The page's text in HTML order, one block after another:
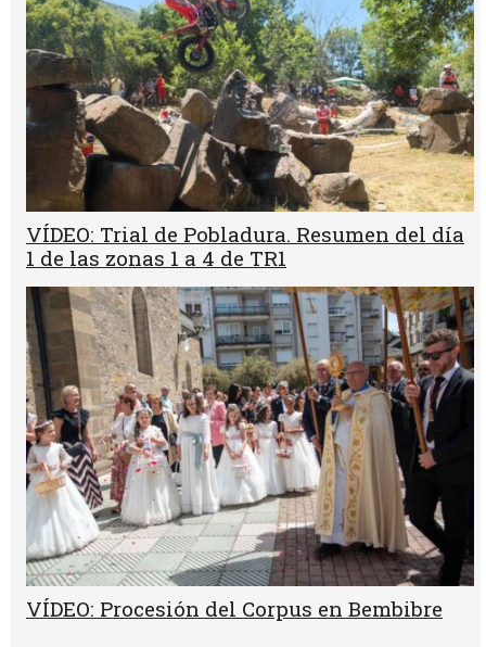
VÍDEO: Trial de Pobladura. Resumen del día
1 de las zonas 1 a 4 de TR1
VÍDEO: Procesión del Corpus en Bembibre